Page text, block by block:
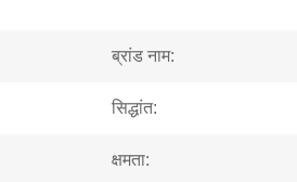
ब्रांड नाम:
सिद्धांत:
क्षमता: